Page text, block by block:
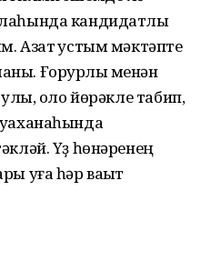
кандидатлыҡ
Азат ҡус­тым мәктәпте
Ғорурлыҡ менән
оло йөрәкле табип,
Үҙ һөнәренең
уға һәр ваҡыт